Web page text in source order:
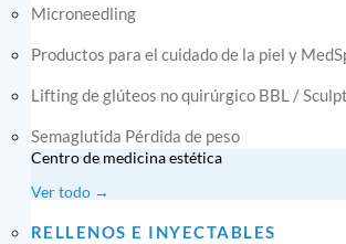
Microneedling
Productos para el cuidado de la piel y
Lifting de glúteos no quirúrgico BBL /
Semaglutida Pérdida de peso
Centro de medicina estética
Ver todo →
RELLENOS E INYECTABLES